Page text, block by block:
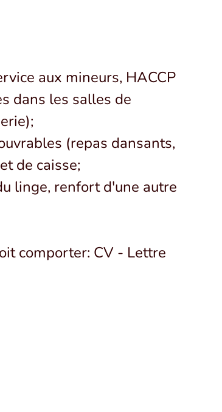
aux mineurs, HACCP
dans les salles de
(repas dansants,
de caisse;
linge, renfort d'une autre
comporter: CV - Lettre